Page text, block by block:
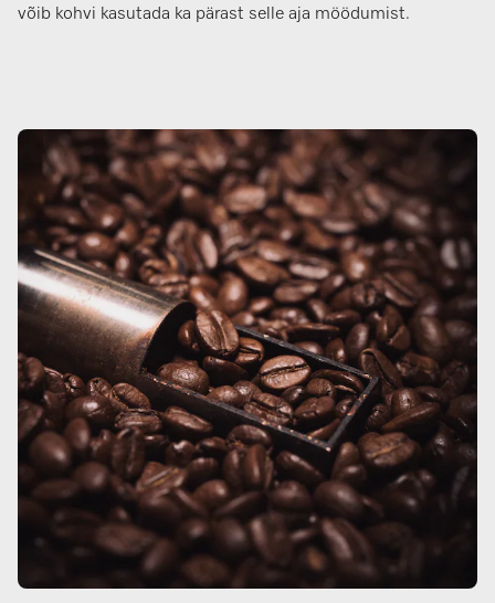
võib kohvi kasutada ka pärast selle aja möödumist.